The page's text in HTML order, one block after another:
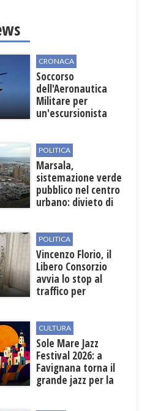
CRONACA
Soccorso
dell'Aeronautica
Militare per
un'escursionista
POLITICA
Marsala,
sistemazione verde
pubblico nel centro
urbano: divieto di
POLITICA
Vincenzo Florio, il
Libero Consorzio
avvia lo stop al
traffico per
all'aeroporto
CULTURA
Sole Mare Jazz
Festival 2026: a
Favignana torna il
grande jazz per la